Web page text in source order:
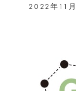
2022年11